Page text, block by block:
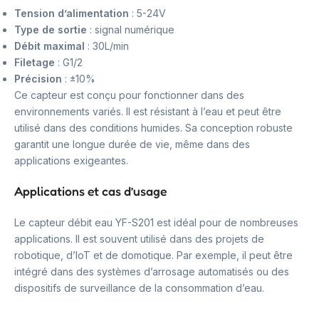
Tension d’alimentation : 5-24V
Type de sortie : signal numérique
Débit maximal : 30L/min
Filetage : G1/2
Précision : ±10%
Ce capteur est conçu pour fonctionner dans des
environnements variés. Il est résistant à l’eau et peut être
utilisé dans des conditions humides. Sa conception robuste
garantit une longue durée de vie, même dans des
applications exigeantes.
Applications et cas d’usage
Le capteur débit eau YF-S201 est idéal pour de nombreuses
applications. Il est souvent utilisé dans des projets de
robotique, d’IoT et de domotique. Par exemple, il peut être
intégré dans des systèmes d’arrosage automatisés ou des
dispositifs de surveillance de la consommation d’eau.